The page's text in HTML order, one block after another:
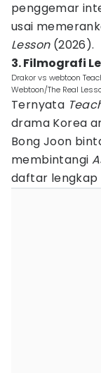
penggemar
usai
Lesson (2026).
3. Filmografi
Drakor vs webtoon
Webtoon/The Real
Ternyata
drama Korea
Bong Joon
membintangi
daftar